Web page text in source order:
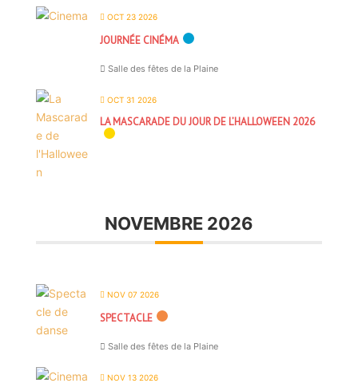
OCT 23 2026
JOURNÉE CINÉMA
Salle des fêtes de la Plaine
OCT 31 2026
LA MASCARADE DU JOUR DE L’HALLOWEEN 2026
NOVEMBRE 2026
NOV 07 2026
SPECTACLE
Salle des fêtes de la Plaine
NOV 13 2026